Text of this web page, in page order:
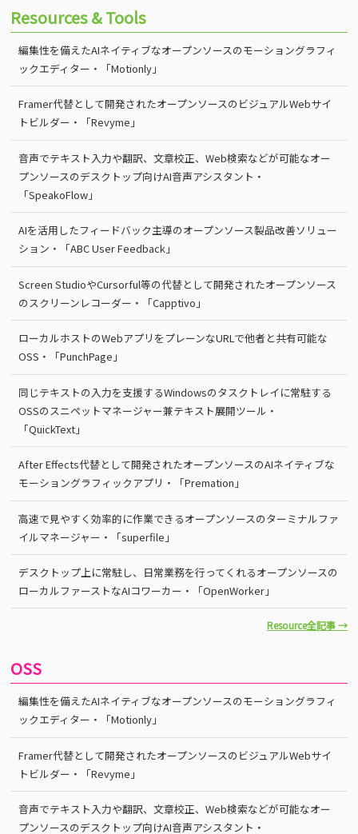
Resources & Tools
編集性を備えたAIネイティブなオープンソースのモーショングラフィ
ックエディター・「Motionly」
Framer代替として開発されたオープンソースのビジュアルWebサイ
トビルダー・「Revyme」
音声でテキスト入力や翻訳、文章校正、Web検索などが可能なオー
プンソースのデスクトップ向けAI音声アシスタント・
「SpeakoFlow」
AIを活用したフィードバック主導のオープンソース製品改善ソリュー
ション・「ABC User Feedback」
Screen StudioやCursorful等の代替として開発されたオープンソース
のスクリーンレコーダー・「Capptivo」
ローカルホストのWebアプリをプレーンなURLで他者と共有可能な
OSS・「PunchPage」
同じテキストの入力を支援するWindowsのタスクトレイに常駐する
OSSのスニペットマネージャー兼テキスト展開ツール・
「QuickText」
After Effects代替として開発されたオープンソースのAIネイティブな
モーショングラフィックアプリ・「Premation」
高速で見やすく効率的に作業できるオープンソースのターミナルファ
イルマネージャー・「superfile」
デスクトップ上に常駐し、日常業務を行ってくれるオープンソースの
ローカルファーストなAIコワーカー・「OpenWorker」
Resource全記事 →
OSS
編集性を備えたAIネイティブなオープンソースのモーショングラフィ
ックエディター・「Motionly」
Framer代替として開発されたオープンソースのビジュアルWebサイ
トビルダー・「Revyme」
音声でテキスト入力や翻訳、文章校正、Web検索などが可能なオー
プンソースのデスクトップ向けAI音声アシスタント・